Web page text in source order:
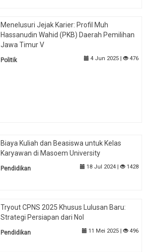
Menelusuri Jejak Karier: Profil Muh
Hassanudin Wahid (PKB) Daerah Pemilihan
Jawa Timur V
Politik 4 Jun 2025 | 476
Biaya Kuliah dan Beasiswa untuk Kelas
Karyawan di Masoem University
Pendidikan 18 Jul 2024 | 1428
Tryout CPNS 2025 Khusus Lulusan Baru:
Strategi Persiapan dari Nol
Pendidikan 11 Mei 2025 | 496